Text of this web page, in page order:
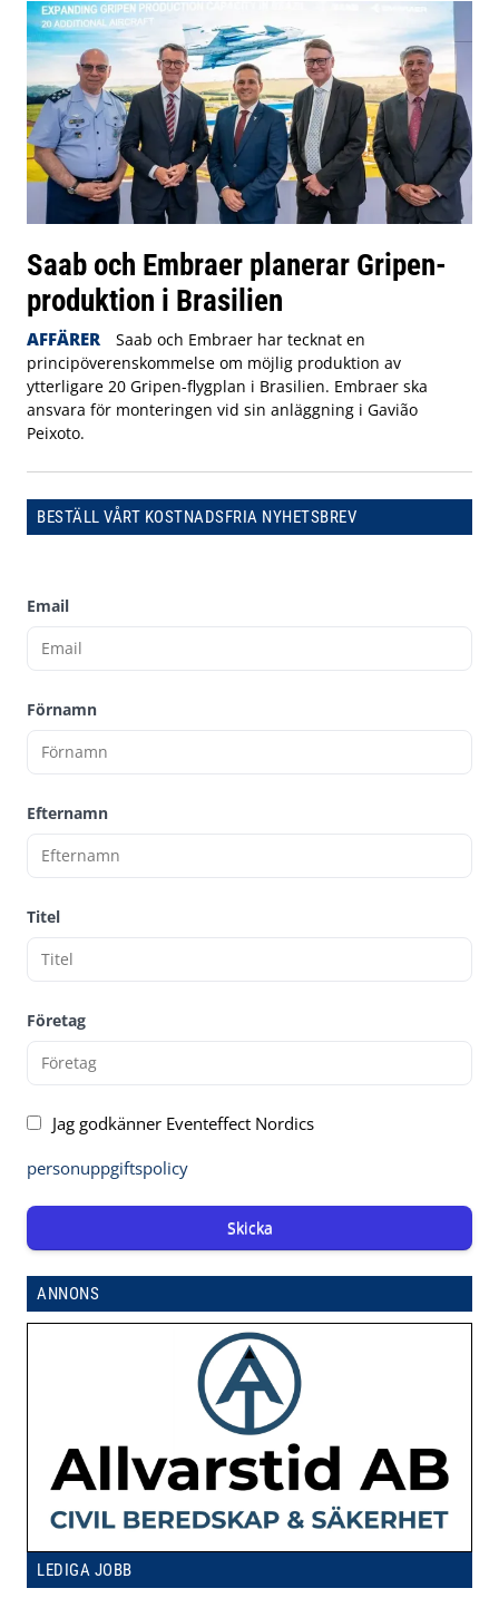
Saab och Embraer planerar Gripen-
produktion i Brasilien
AFFÄRER
Saab och Embraer har tecknat en
principöverenskommelse om möjlig produktion av
ytterligare 20 Gripen-flygplan i Brasilien. Embraer ska
ansvara för monteringen vid sin anläggning i Gavião
Peixoto.
BESTÄLL VÅRT KOSTNADSFRIA NYHETSBREV
Email
Förnamn
Efternamn
Titel
Företag
Jag godkänner Eventeffect Nordics
personuppgiftspolicy
Skicka
ANNONS
LEDIGA JOBB